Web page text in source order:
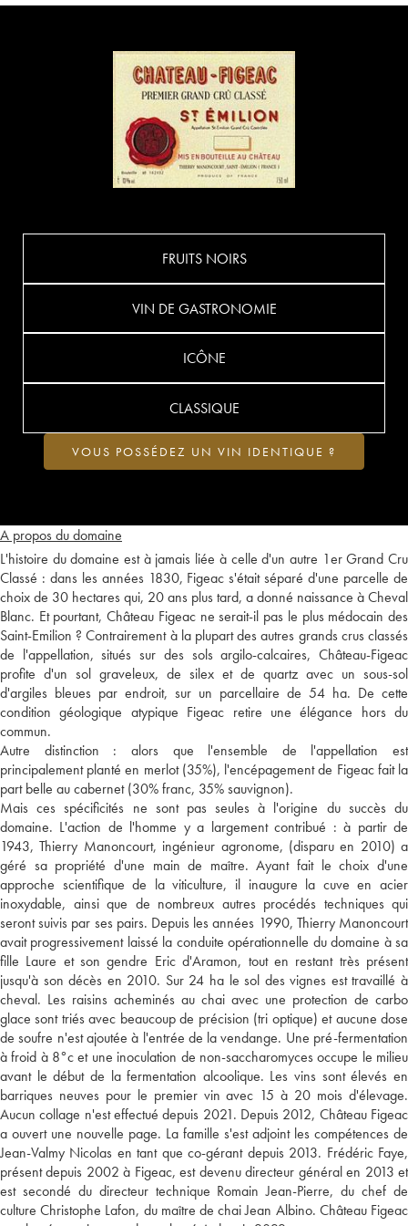
A propos du domaine
L'histoire du domaine est à jamais liée à celle d'un autre 1er Grand Cru
Classé : dans les années 1830, Figeac s'était séparé d'une parcelle de
choix de 30 hectares qui, 20 ans plus tard, a donné naissance à Cheval
Blanc. Et pourtant, Château Figeac ne serait-il pas le plus médocain des
Saint-Emilion ? Contrairement à la plupart des autres grands crus classés
de l'appellation, situés sur des sols argilo-calcaires, Château-Figeac
profite d'un sol graveleux, de silex et de quartz avec un sous-sol
d'argiles bleues par endroit, sur un parcellaire de 54 ha. De cette
condition géologique atypique Figeac retire une élégance hors du
commun.
Autre distinction : alors que l'ensemble de l'appellation est
principalement planté en merlot (35%), l'encépagement de Figeac fait la
part belle au cabernet (30% franc, 35% sauvignon).
Mais ces spécificités ne sont pas seules à l'origine du succès du
domaine. L'action de l'homme y a largement contribué : à partir de
1943, Thierry Manoncourt, ingénieur agronome, (disparu en 2010) a
géré sa propriété d'une main de maître. Ayant fait le choix d'une
approche scientifique de la viticulture, il inaugure la cuve en acier
inoxydable, ainsi que de nombreux autres procédés techniques qui
seront suivis par ses pairs. Depuis les années 1990, Thierry Manoncourt
avait progressivement laissé la conduite opérationnelle du domaine à sa
fille Laure et son gendre Eric d'Aramon, tout en restant très présent
jusqu'à son décès en 2010. Sur 24 ha le sol des vignes est travaillé à
cheval. Les raisins acheminés au chai avec une protection de carbo
glace sont triés avec beaucoup de précision (tri optique) et aucune dose
de soufre n'est ajoutée à l'entrée de la vendange. Une pré-fermentation
à froid à 8°c et une inoculation de non-saccharomyces occupe le milieu
avant le début de la fermentation alcoolique. Les vins sont élevés en
barriques neuves pour le premier vin avec 15 à 20 mois d'élevage.
Aucun collage n'est effectué depuis 2021. Depuis 2012, Château Figeac
a ouvert une nouvelle page. La famille s'est adjoint les compétences de
Jean-Valmy Nicolas en tant que co-gérant depuis 2013. Frédéric Faye,
présent depuis 2002 à Figeac, est devenu directeur général en 2013 et
est secondé du directeur technique Romain Jean-Pierre, du chef de
culture Christophe Lafon, du maître de chai Jean Albino. Château Figeac
FRUITS NOIRS
VIN DE GASTRONOMIE
ICÔNE
CLASSIQUE
VOUS POSSÉDEZ UN VIN IDENTIQUE ?